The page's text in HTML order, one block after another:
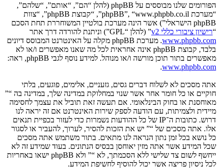
הפורומים שלנו מבוססים על phpBB (להלן “הם”, “אותם”, “שלהם”,
“מערכת phpBB”, “www.phpbb.co.il”, “קבוצת phpBB”, “צוות
phpBB הישראלי”) אשר הינה מערכת בולטיין המשוחררת תחת הסכם
“רישיון ציבורי כללי v2
” (להלן “GPL”) וניתנת להורדה דרך אתר
www.phpbb.com
. מערכת phpBB מקלה על האינטרנט המבוסס דיונים
בלבד, קבוצת phpBB אינה אחראית לכל מה שאנו מאפשרים ו/או לא
מאפשרים בתור תוכן מורשה ו/או מנוהל. למידע נוסף לגבי phpBB, ראה:
www.phpbb.com
.
אתה מסכים לא לשלוח דברים גסים, גזעניים, אלימים, פוגעים, בלתי
חוקיים או כל חומר אחר אשר שנוי במחלוקת במדינה שלך, במדינה בה “”
מאוחסנת או בחוק הבינלאומי. אם תעשה זאת תוביל את עצמך לחסימה
מיידית ולצמיתות, עם הודעה לספק שירות האינטרנט אם זה יראה לנו
דרוש. כתובות ה־IP של כל ההודעות נשמרות כדי לעזור בכפיית תנאים
אלו. אתה מסכים של “” יש את הזכות להסיר, לערוך, להעביר או לסגור
כל נושא בכל זמן נתון הנראה לנו מתאים. בתור משתמש אתה מסכים
שכל המידע אשר אתה מזין יאוחסן בבסיס הנתונים. בעוד שמידע זה לא
ייחשף לשום צד שלישי ללא הסכמתך, לא “” ולא phpBB ישאו באחריות
לכל ניסיון פריצה אשר יכול להוסיף לחשיפת המידע.